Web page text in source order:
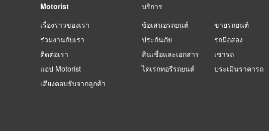
Motorist
เรื่องราวของเรา
ร่วมงานกับเรา
ติดต่อเรา
แอป Motorist
เสียงตอบรับจากลูกค้า
บริการ
ข้อเสนอรถยนต์
ประกันภัย
สินเชื่อและเอกสาร
ไดเรกทอรีรถยนต์
ขายรถยนต์
รถมือสอง
เช่ารถ
ประเมินราคารถ